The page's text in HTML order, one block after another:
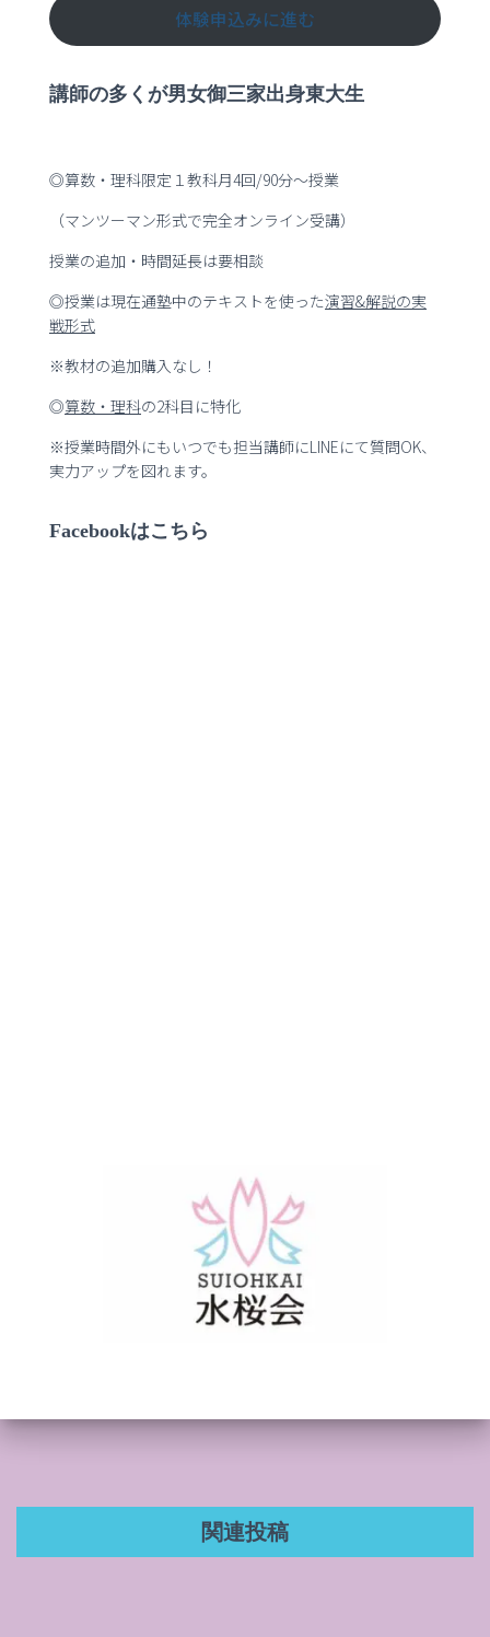
体験申込みに進む
講師の多くが男女御三家出身東大生
◎算数・理科限定１教科月4回/90分～授業
（マンツーマン形式で完全オンライン受講）
授業の追加・時間延長は要相談
◎授業は現在通塾中のテキストを使った演習&解説の実
戦形式
※教材の追加購入なし！
◎算数・理科の2科目に特化
※授業時間外にもいつでも担当講師にLINEにて質問OK、
実力アップを図れます。
Facebookはこちら
関連投稿